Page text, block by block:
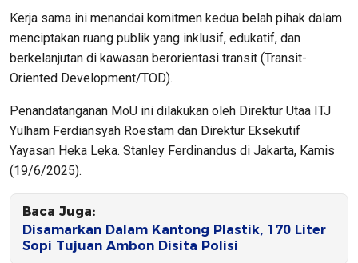
Kerja sama ini menandai komitmen kedua belah pihak dalam
menciptakan ruang publik yang inklusif, edukatif, dan
berkelanjutan di kawasan berorientasi transit (Transit-
Oriented Development/TOD).
Penandatanganan MoU ini dilakukan oleh Direktur Utaa ITJ
Yulham Ferdiansyah Roestam dan Direktur Eksekutif
Yayasan Heka Leka. Stanley Ferdinandus di Jakarta, Kamis
(19/6/2025).
Baca Juga:
Disamarkan Dalam Kantong Plastik, 170 Liter
Sopi Tujuan Ambon Disita Polisi